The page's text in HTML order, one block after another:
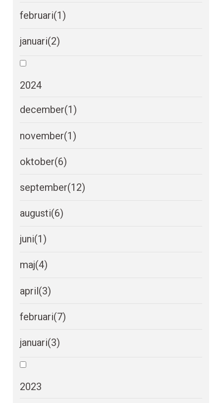
februari(1)
januari(2)
2024
december(1)
november(1)
oktober(6)
september(12)
augusti(6)
juni(1)
maj(4)
april(3)
februari(7)
januari(3)
2023